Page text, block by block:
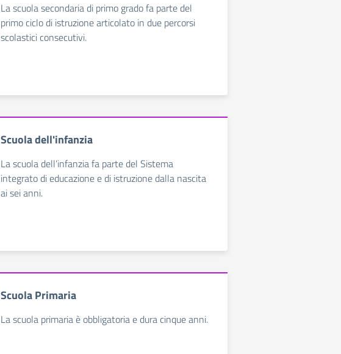
La scuola secondaria di primo grado fa parte del
primo ciclo di istruzione articolato in due percorsi
scolastici consecutivi.
Scuola dell'infanzia
La scuola dell’infanzia fa parte del Sistema
integrato di educazione e di istruzione dalla nascita
ai sei anni.
Scuola Primaria
La scuola primaria è obbligatoria e dura cinque anni.